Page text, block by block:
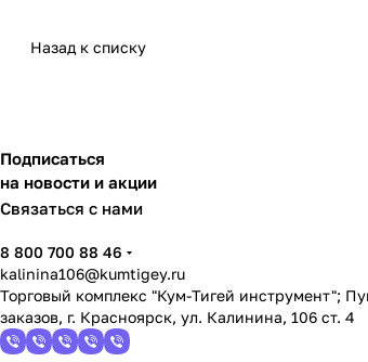
Назад к списку
Подписаться
на новости и акции
Связаться с нами
8 800 700 88 46
kalinina106@kumtigey.ru
Торговый комплекс "Кум-Тигей инструмент";
заказов, г. Красноярск, ул. Калинина, 106 ст. 4